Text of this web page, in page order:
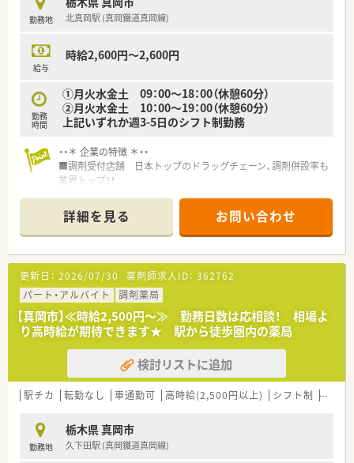
勤務地 北真岡駅 (真岡鐵道真岡線)
給与
時給2,600円～2,600円
勤務
時間
①月火水金土 09：00～18：00（休憩60分）
②月火水金土 10：00～19：00（休憩60分）
上記いずれか週3-5日のシフト制勤務
・・＊ 企業の特徴 ＊・・
■調剤受付店舗 日本トップのドラッグチェーン、調剤併設率も
業界トップ！！
ルスケアの担い手として、かかりつけ薬局、健康サポート薬局な
ど、地域医療への貢献に挑戦し続けます。
近い将来、全店舗調剤併設化にできるよう積極的に推進していき
ます。
■教育・研修制度
職種や職域に合わせ、豊富な社内研修や外部組織と連携した研修
を用意しています。
■福利厚生・手当
No.1企業として、長く働ける職場環境を創っていきます！
詳細を見る お問い合わせ
更新日： 2026/07/30 薬剤師求人ID： 362762
パート・アルバイト
調剤薬局
【真岡市】≪時給2,500円～≫ 勤務日数は応相談！ 相場よ
り高時給が期待できます★ 駅から徒歩圏内の薬局
検討リストに追加
駅チカ 転勤なし 車通勤可 高時給(2,500円以上) シフト制 大手
勤務地
栃木県 真岡市
久下田駅 (真岡鐵道真岡線)